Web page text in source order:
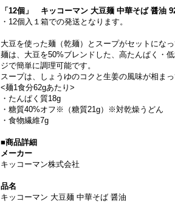
「12個」 キッコーマン 大豆麺 中華そば 醤油
・12個入１箱での発送となります。
大豆を使った麺（乾麺）とスープがセットにな
麺は、大豆を50%ブレンドした、高たんぱく・
ジで簡単に調理可能です。
スープは、しょうゆのコクと生姜の風味が相ま
<麺1食分62gあたり>
・たんぱく質18g
・糖質40%オフ※（糖質21g）※対乾燥うどん
・食物繊維7g
■商品詳細
メーカー
キッコーマン株式会社
品名
キッコーマン 大豆麺 中華そば 醤油